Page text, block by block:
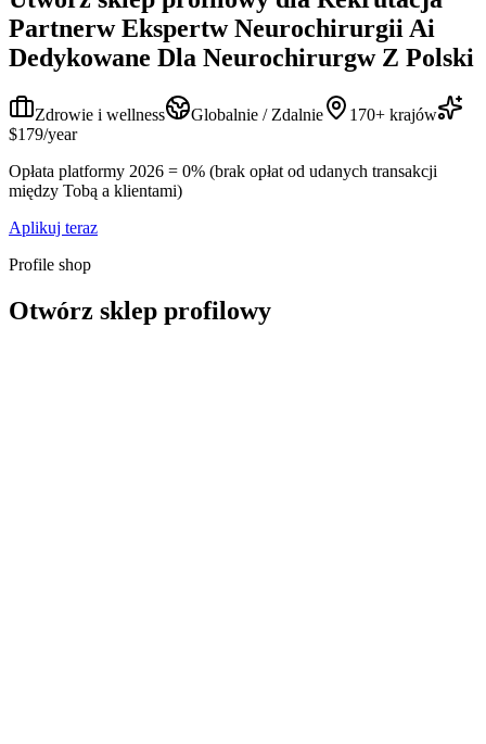
Partnerw Ekspertw Neurochirurgii Ai
Dedykowane Dla Neurochirurgw Z Polski
Zdrowie i wellness Globalnie / Zdalnie
170+ krajów
$179/year
Opłata platformy 2026 = 0% (brak opłat od udanych transakcji
między Tobą a klientami)
Aplikuj teraz
Profile shop
Otwórz sklep profilowy